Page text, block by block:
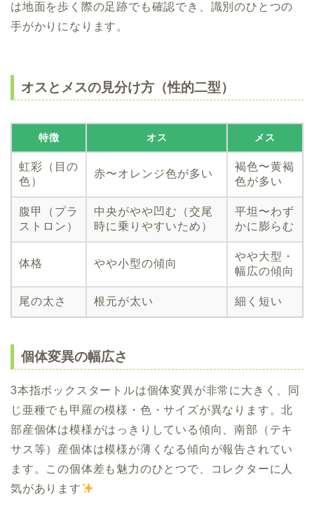
は地面を歩く際の足跡でも確認でき、識別のひとつの
手がかりになります。
オスとメスの見分け方（性的二型）
特徴 オス メス
虹彩（目の
色）
赤〜オレンジ色が多い
褐色〜黄褐
色が多い
腹甲（プラ
ストロン）
中央がやや凹む（交尾
時に乗りやすいため）
平坦〜わず
かに膨らむ
体格 やや小型の傾向
やや大型・
幅広の傾向
尾の太さ 根元が太い 細く短い
個体変異の幅広さ
3本指ボックスタートルは個体変異が非常に大きく、同
じ亜種でも甲羅の模様・色・サイズが異なります。北
部産個体は模様がはっきりしている傾向、南部（テキ
サス等）産個体は模様が薄くなる傾向が報告されてい
ます。この個体差も魅力のひとつで、コレクターに人
気があります